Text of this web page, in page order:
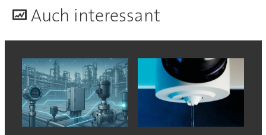
Auch interessant